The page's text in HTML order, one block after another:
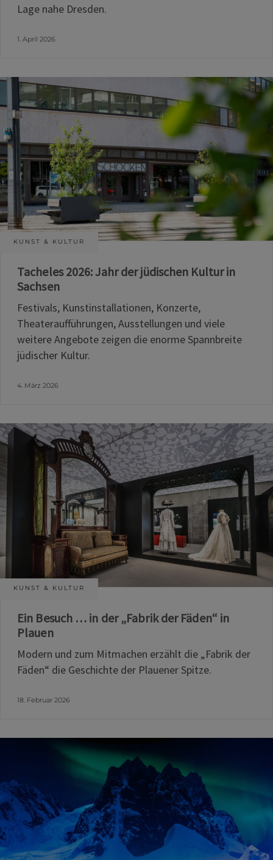
Lage nahe Dresden.
1. April 2026
KUNST & KULTUR
Tacheles 2026: Jahr der jüdischen Kultur in
Sachsen
Festivals, Kunstinstallationen, Konzerte,
Theateraufführungen, Ausstellungen und viele
weitere Angebote zeigen die enorme Spannbreite
jüdischer Kultur.
4. März 2026
KUNST & KULTUR
Ein Besuch … in der „Fabrik der Fäden“ in
Plauen
Modern und zum Mitmachen erzählt die „Fabrik der
Fäden“ die Geschichte der Plauener Spitze.
18. Februar 2026